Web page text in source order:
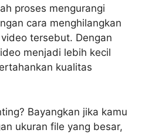
proses mengurangi
cara menghilangkan
tersebut. Dengan
menjadi lebih kecil
kualitas
Bayangkan jika kamu
ukuran file yang besar,